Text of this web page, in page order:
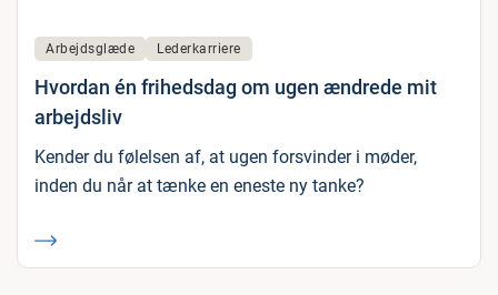
Arbejdsglæde Lederkarriere
Hvordan én frihedsdag om ugen ændrede mit
arbejdsliv
Kender du følelsen af, at ugen forsvinder i møder,
inden du når at tænke en eneste ny tanke?